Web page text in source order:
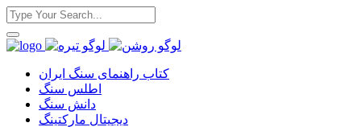
کتاب راهنمای سنگ ایران
اطلس سنگ
دانش سنگ
دیجیتال مارکتینگ